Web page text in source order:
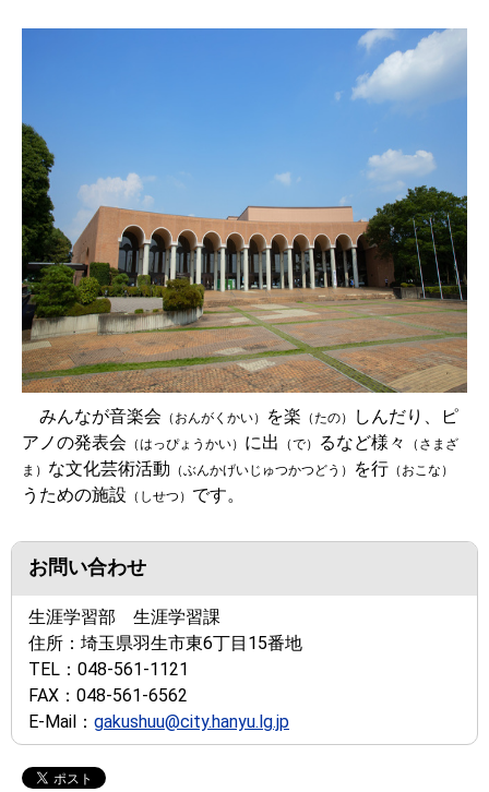
みんなが音楽会 （おんがくかい） を楽 （たの）
しんだり、ピ
アノの発表会 （はっぴょうかい） に出 （で） るなど様々
（さまざ
ま） な文化芸術活動 （ぶんかげいじゅつかつどう） を行 （おこな）
うための施設 （しせつ） です。
お問い合わせ
生涯学習部 生涯学習課
住所： 埼玉県羽生市東6丁目15番地
TEL： 048-561-1121
FAX： 048-561-6562
E-Mail： gakushuu@city.hanyu.lg.jp